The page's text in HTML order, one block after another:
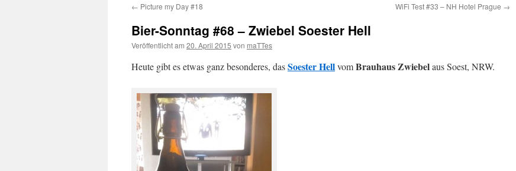
← Picture my Day #18 WiFi Test #33 – NH Hotel Prague →
Bier-Sonntag #68 – Zwiebel Soester Hell
Veröffentlicht am 20. April 2015 von maTTes
Heute gibt es etwas ganz besonderes, dasSoester HellvomBrauhaus Zwiebelaus Soest, NRW.